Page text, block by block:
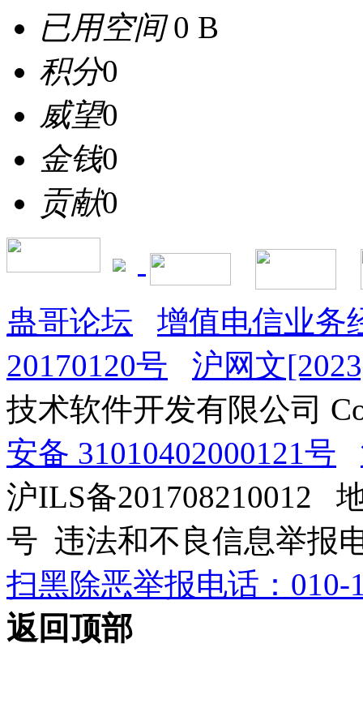
已用空间0 B
积分0
威望0
金钱0
贡献0
蛊哥论坛
增值电信业务
20170120号
沪网文
技术软件开发有限公司
安备 31010402000121号
沪ILS备201708210012
号 违法和不良信息举报
扫黑除恶举报电话：010-
返回顶部